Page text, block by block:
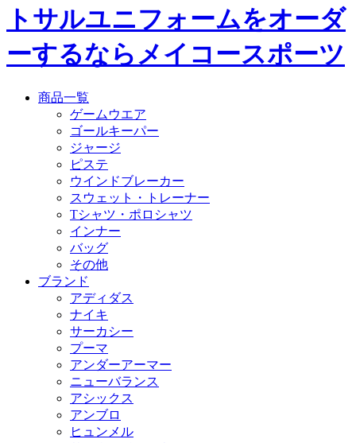
トサルユニフォームをオーダ
ーするならメイコースポーツ
商品一覧
ゲームウエア
ゴールキーパー
ジャージ
ピステ
ウインドブレーカー
スウェット・トレーナー
Tシャツ・ポロシャツ
インナー
バッグ
その他
ブランド
アディダス
ナイキ
サーカシー
プーマ
アンダーアーマー
ニューバランス
アシックス
アンブロ
ヒュンメル